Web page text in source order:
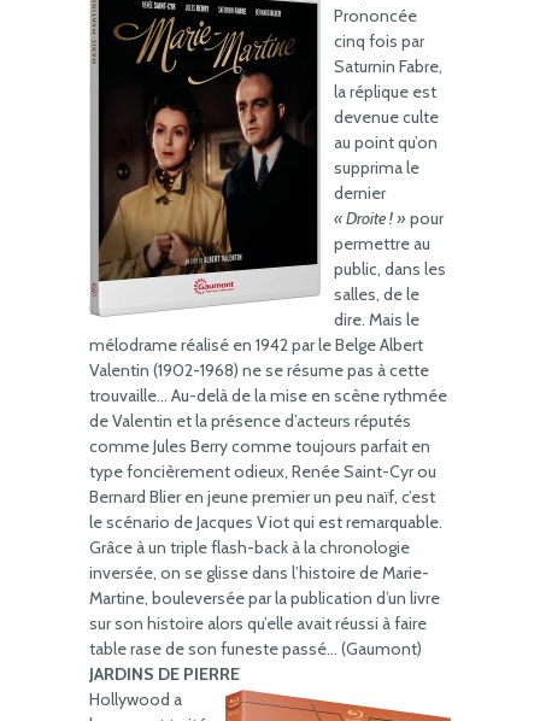
Prononcée
cinq fois par
Saturnin Fabre,
la réplique est
devenue culte
au point qu’on
supprima le
dernier
« Droite ! » pour
permettre au
public, dans les
salles, de le
dire. Mais le
mélodrame réalisé en 1942 par le Belge Albert
Valentin (1902-1968) ne se résume pas à cette
trouvaille… Au-delà de la mise en scène rythmée
de Valentin et la présence d’acteurs réputés
comme Jules Berry comme toujours parfait en
type foncièrement odieux, Renée Saint-Cyr ou
Bernard Blier en jeune premier un peu naïf, c’est
le scénario de Jacques Viot qui est remarquable.
Grâce à un triple flash-back à la chronologie
inversée, on se glisse dans l’histoire de Marie-
Martine, bouleversée par la publication d’un livre
sur son histoire alors qu’elle avait réussi à faire
table rase de son funeste passé… (Gaumont)
JARDINS DE PIERRE
Hollywood a